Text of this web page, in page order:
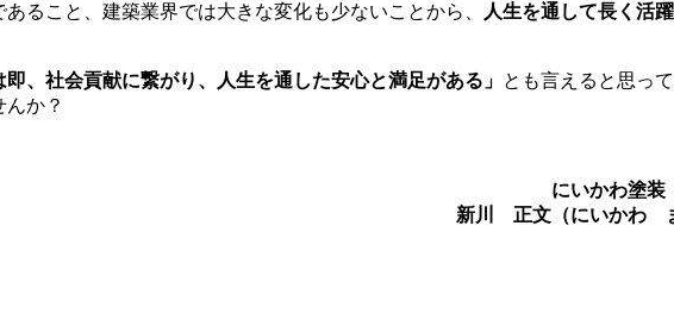
ること、建築業界では大きな変化も少ないことから、
人生を通して長く活
即、社会貢献に繋がり、人生を通した安心と満足がある」 とも言えると思っ
か？
にいかわ塗
新川 正文（にいかわ